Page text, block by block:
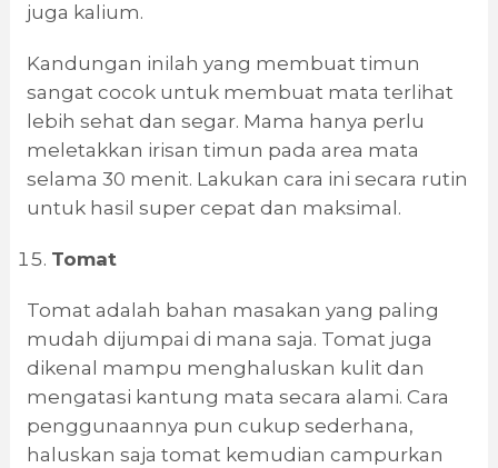
juga kalium.
Kandungan inilah yang membuat timun
sangat cocok untuk membuat mata terlihat
lebih sehat dan segar. Mama hanya perlu
meletakkan irisan timun pada area mata
selama 30 menit. Lakukan cara ini secara rutin
untuk hasil super cepat dan maksimal.
Tomat
Tomat adalah bahan masakan yang paling
mudah dijumpai di mana saja. Tomat juga
dikenal mampu menghaluskan kulit dan
mengatasi kantung mata secara alami. Cara
penggunaannya pun cukup sederhana,
haluskan saja tomat kemudian campurkan